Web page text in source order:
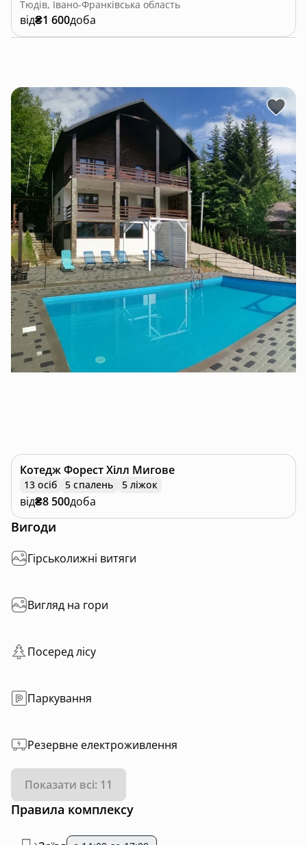
Тюдів, Івано-Франківська область
від₴1 600доба
КотеджФорест Хілл Мигове
13 осіб 5 спалень 5 ліжок
від₴8 500доба
Вигоди
Гірськолижні витяги
Вигляд на гори
Посеред лісу
Паркування
Резервне електроживлення
Показати всі: 11
Правила комплексу